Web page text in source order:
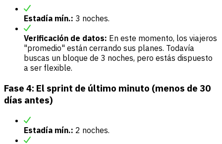
Estadía mín.: 3 noches.
Verificación de datos: En este momento, los viajeros
"promedio" están cerrando sus planes. Todavía
buscas un bloque de 3 noches, pero estás dispuesto
a ser flexible.
Fase 4: El sprint de último minuto (menos de 30
días antes)
Estadía mín.: 2 noches.